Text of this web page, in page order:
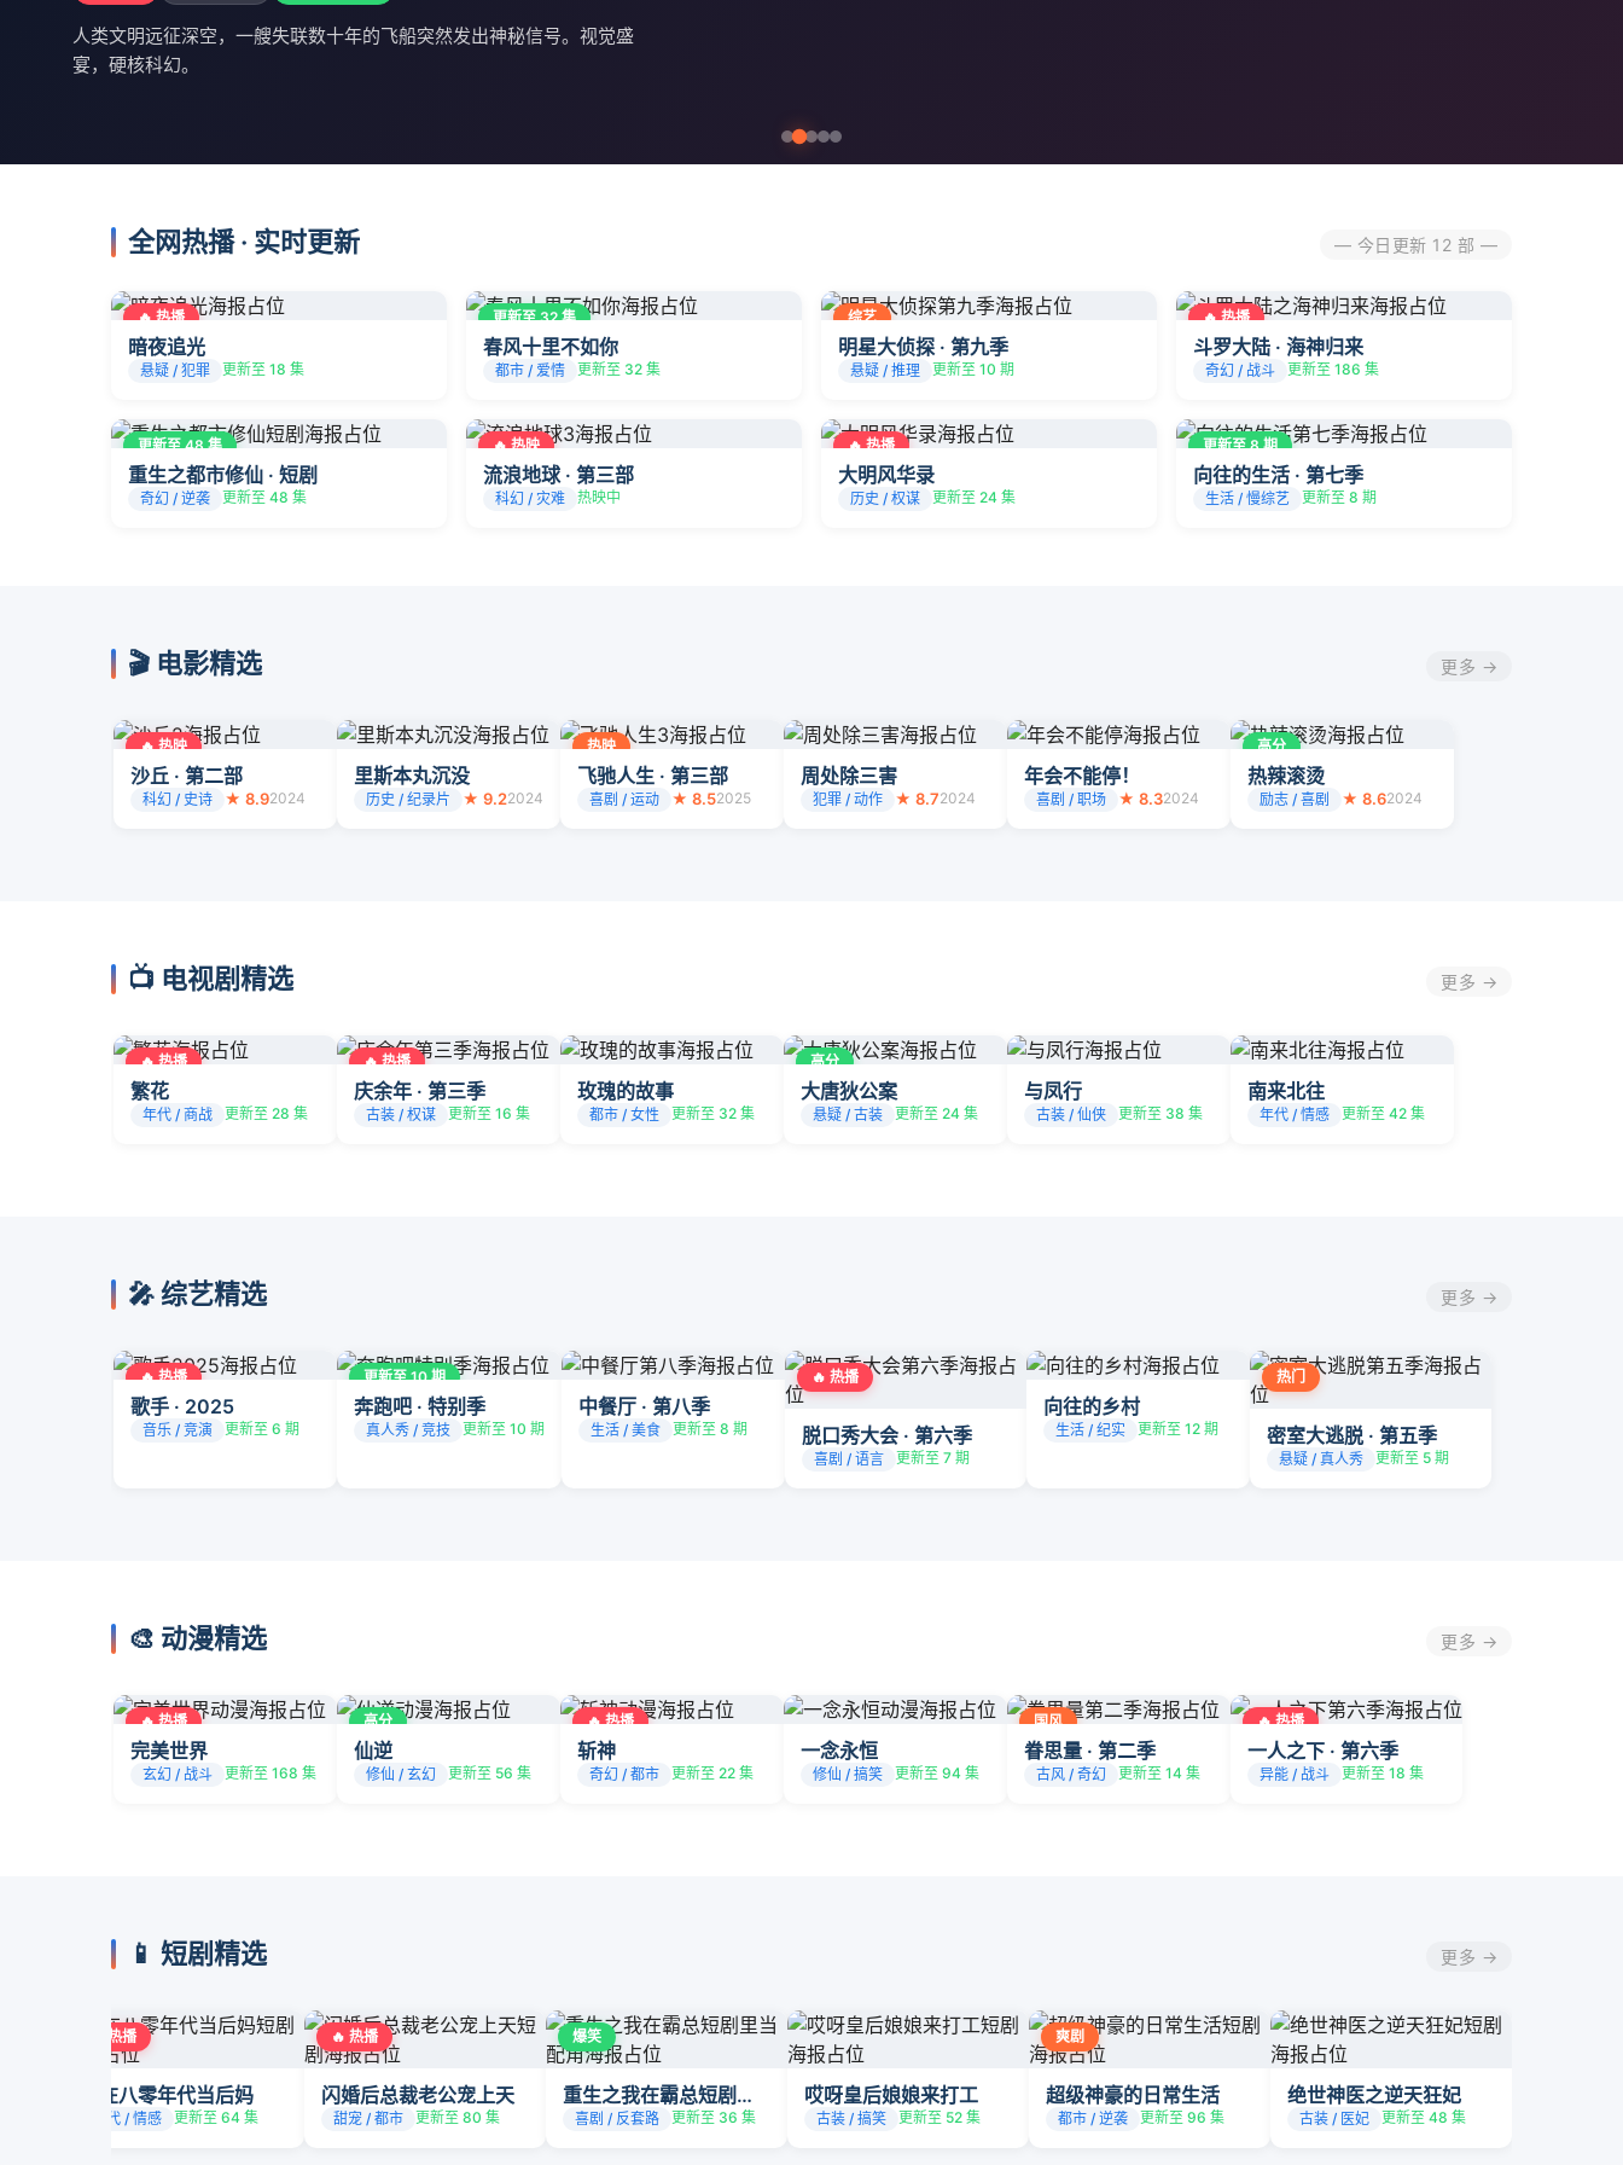
人类文明远征深空，一艘失联数十年的飞船突然发出神秘信号。视觉盛
宴，硬核科幻。
全网热播 · 实时更新 — 今日更新 12 部 —
🔥 热播
暗夜追光
悬疑 / 犯罪 更新至 18 集
更新至 32 集
春风十里不如你
都市 / 爱情 更新至 32 集
综艺
明星大侦探 · 第九季
悬疑 / 推理 更新至 10 期
🔥 热播
斗罗大陆 · 海神归来
奇幻 / 战斗 更新至 186 集
更新至 48 集
重生之都市修仙 · 短剧
奇幻 / 逆袭 更新至 48 集
🔥 热映
流浪地球 · 第三部
科幻 / 灾难 热映中
🔥 热播
大明风华录
历史 / 权谋 更新至 24 集
更新至 8 期
向往的生活 · 第七季
生活 / 慢综艺 更新至 8 期
🎬 电影精选 更多 →
🔥 热映
沙丘 · 第二部
科幻 / 史诗 ★ 8.92024
里斯本丸沉没
历史 / 纪录片 ★ 9.22024
热映
飞驰人生 · 第三部
喜剧 / 运动 ★ 8.52025
周处除三害
犯罪 / 动作 ★ 8.72024
年会不能停！
喜剧 / 职场 ★ 8.32024
高分
热辣滚烫
励志 / 喜剧 ★ 8.62024
📺 电视剧精选 更多 →
🔥 热播
繁花
年代 / 商战 更新至 28 集
🔥 热播
庆余年 · 第三季
古装 / 权谋 更新至 16 集
玫瑰的故事
都市 / 女性 更新至 32 集
高分
大唐狄公案
悬疑 / 古装 更新至 24 集
与凤行
古装 / 仙侠 更新至 38 集
南来北往
年代 / 情感 更新至 42 集
🎤 综艺精选 更多 →
🔥 热播
歌手 · 2025
音乐 / 竞演 更新至 6 期
更新至 10 期
奔跑吧 · 特别季
真人秀 / 竞技 更新至 10 期
中餐厅 · 第八季
生活 / 美食 更新至 8 期
🔥 热播
脱口秀大会 · 第六季
喜剧 / 语言 更新至 7 期
向往的乡村
生活 / 纪实 更新至 12 期
热门
密室大逃脱 · 第五季
悬疑 / 真人秀 更新至 5 期
🎨 动漫精选 更多 →
🔥 热播
完美世界
玄幻 / 战斗 更新至 168 集
高分
仙逆
修仙 / 玄幻 更新至 56 集
🔥 热播
斩神
奇幻 / 都市 更新至 22 集
一念永恒
修仙 / 搞笑 更新至 94 集
国风
眷思量 · 第二季
古风 / 奇幻 更新至 14 集
🔥 热播
一人之下 · 第六季
异能 / 战斗 更新至 18 集
📱 短剧精选 更多 →
🔥 热播
我在八零年代当后妈
年代 / 情感 更新至 64 集
🔥 热播
闪婚后总裁老公宠上天
甜宠 / 都市 更新至 80 集
爆笑
重生之我在霸总短剧里当配角
喜剧 / 反套路 更新至 36 集
哎呀皇后娘娘来打工
古装 / 搞笑 更新至 52 集
爽剧
超级神豪的日常生活
都市 / 逆袭 更新至 96 集
绝世神医之逆天狂妃
古装 / 医妃 更新至 48 集